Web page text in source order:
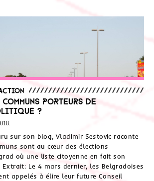
action
porteurs de
?
sur son blog, Vladimir Sestovic raconte
sont au cœur des élections
où une liste citoyenne en fait son
Le 4 mars dernier, les Belgradoises
appelés à élire leur future Conseil